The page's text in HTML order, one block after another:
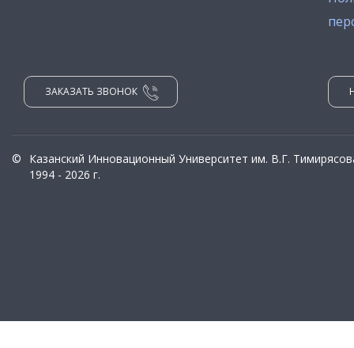
ЗАКАЗАТЬ ЗВОНОК
©
Казанский Инновационный Университет им. В.Г.
1994 - 2026 г.